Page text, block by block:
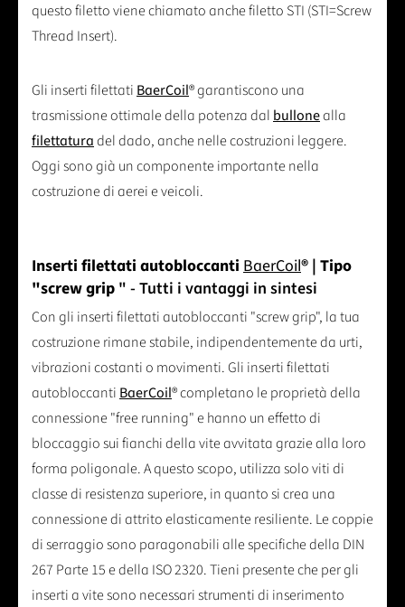
questo filetto viene chiamato anche filetto STI (STI=Screw
Thread Insert).
Gli inserti filettati BaerCoil® garantiscono una
trasmissione ottimale della potenza dal bullonealla
filettaturadel dado, anche nelle costruzioni leggere.
Oggi sono già un componente importante nella
costruzione di aerei e veicoli.
Inserti filettati autobloccanti BaerCoil® | Tipo
"screw grip " - Tutti i vantaggi in sintesi
Con gli inserti filettati autobloccanti "screw grip", la tua
costruzione rimane stabile, indipendentemente da urti,
vibrazioni costanti o movimenti. Gli inserti filettati
autobloccanti BaerCoil® completano le proprietà della
connessione "free running" e hanno un effetto di
bloccaggio sui fianchi della vite avvitata grazie alla loro
forma poligonale. A questo scopo, utilizza solo viti di
classe di resistenza superiore, in quanto si crea una
connessione di attrito elasticamente resiliente. Le coppie
di serraggio sono paragonabili alle specifiche della DIN
267 Parte 15 e della ISO 2320. Tieni presente che per gli
inserti a vite sono necessari strumenti di inserimento